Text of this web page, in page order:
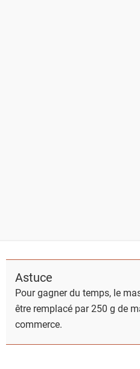
Astuce
Pour gagner du temps, le
être remplacé par 250 g de
commerce.